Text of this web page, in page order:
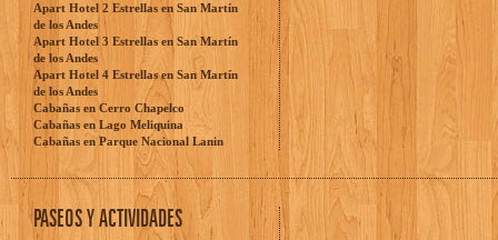
Apart Hotel 2 Estrellas en San Martín
de los Andes
Apart Hotel 3 Estrellas en San Martín
de los Andes
Apart Hotel 4 Estrellas en San Martín
de los Andes
Cabañas en Cerro Chapelco
Cabañas en Lago Meliquina
Cabañas en Parque Nacional Lanin
PASEOS Y ACTIVIDADES